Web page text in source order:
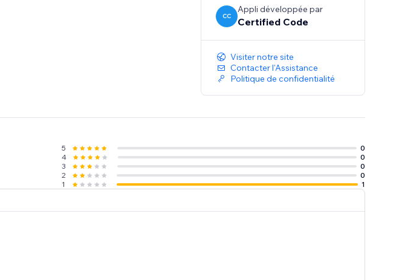
CC
Appli développée par
Certified Code
Visiter notre site
Contacter l'Assistance
Politique de confidentialité
5
0
4
0
3
0
2
0
1
1